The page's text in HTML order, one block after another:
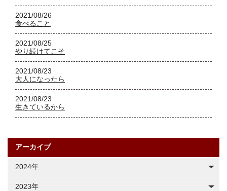
2021/08/26
食べること
2021/08/25
やり続けてこそ
2021/08/23
大人になったら
2021/08/23
生きているから
アーカイブ
2024年
2023年